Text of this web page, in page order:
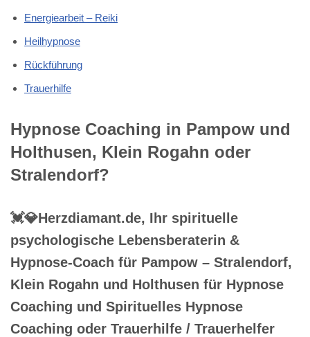
Energiearbeit – Reiki
Heilhypnose
Rückführung
Trauerhilfe
Hypnose Coaching in Pampow und
Holthusen, Klein Rogahn oder
Stralendorf?
💓️💎Herzdiamant.de, Ihr spirituelle
psychologische Lebensberaterin &
Hypnose-Coach für Pampow – Stralendorf,
Klein Rogahn und Holthusen für Hypnose
Coaching und Spirituelles Hypnose
Coaching oder Trauerhilfe / Trauerhelfer